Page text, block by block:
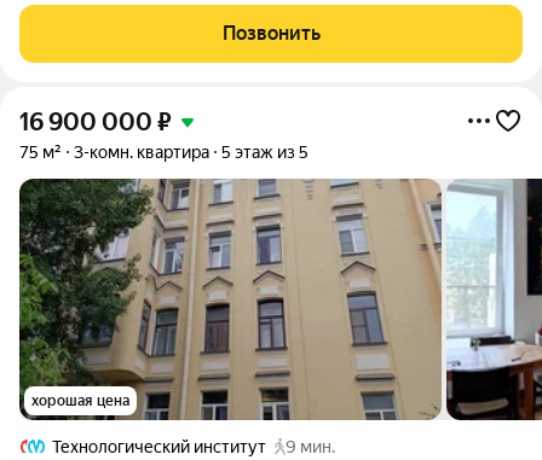
евроремонт: заменены все коммуникации и электропроводка,
стеклопакеты, новые
Позвонить
16 900 000 ₽
75 м² 3-комн. квартира 5 этаж из 5
хорошая цена
Технологический институт
9 мин.